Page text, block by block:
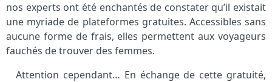
nos experts ont été enchantés de constater qu’il existait
une myriade de plateformes gratuites. Accessibles sans
aucune forme de frais, elles permettent aux voyageurs
fauchés de trouver des femmes.
Attention cependant… En échange de cette gratuité,